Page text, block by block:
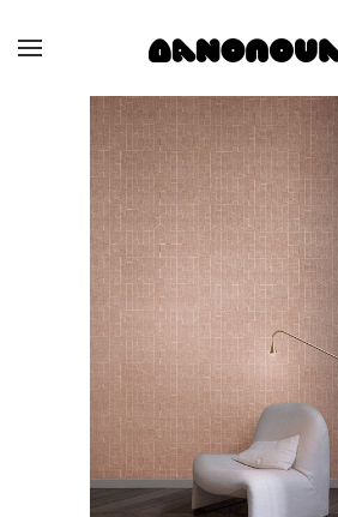
Skip to main content